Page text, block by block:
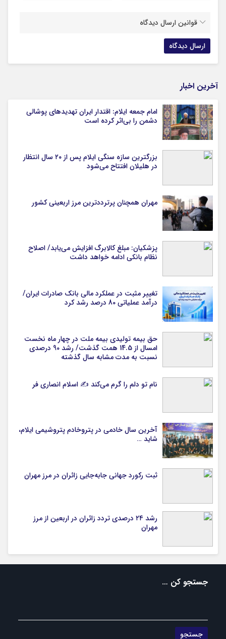
قوانین ارسال دیدگاه
آخرین اخبار
امام جمعه ایلام: اقتدار ایران تهدیدهای پوشالی
دشمن را بی‌اثر کرده است
بزرگترین سازه سنگی ایلام پس از ۲۰ سال انتظار
در هلیلان افتتاح می‌شود
مهران همچنان پرترددترین مرز اربعینی کشور
پزشکیان: مبلغ کالابرگ افزایش می‌یابد/ اصلاح
نظام بانکی ادامه خواهد داشت
تغییر مثبت در عملکرد مالی بانک صادرات ایران/
درآمد عملیاتی 80 درصد رشد کرد
حق بیمه تولیدی بیمه ملت در چهار ماه نخست
امسال از 14.5 همت گذشت/ رشد 90 درصدی
نسبت به مدت مشابه سال گذشته
نام تو دلم را گرم می‌کند ✍️ اسلام انصاری فر
آخرین سال خادمی در پتروخادم پتروشیمی ایلام،
شاید …
ثبت رکورد جهانی جابه‌جایی زائران در مرز مهران
رشد ۲۴ درصدی تردد زائران در اربعین از مرز
مهران
جستجو کن …